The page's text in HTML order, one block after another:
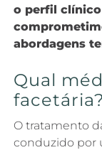
o perfil
abordagens
Qual
facetária?
O tratamento
conduzido